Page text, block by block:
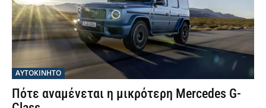
ΑΥΤΟΚΙΝΗΤΟ
Πότε αναμένεται η μικρότερη Mercedes G-